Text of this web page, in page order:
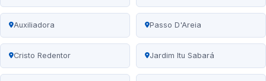
Auxiliadora Passo D'Areia
Cristo Redentor Jardim Itu Sabará